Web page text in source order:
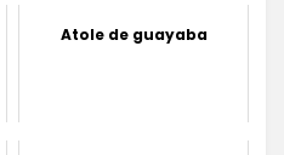
Atole de guayaba